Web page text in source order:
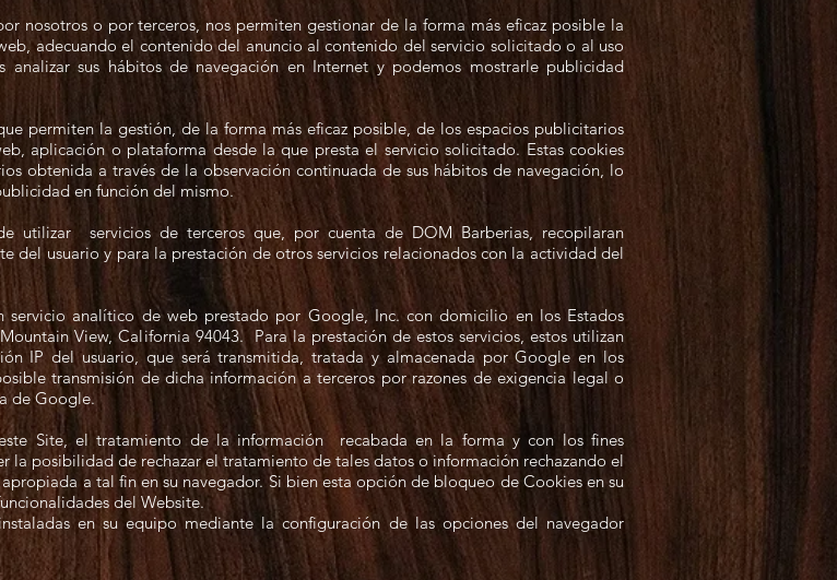
nosotros o por terceros, nos permiten gestionar de la forma más eficaz posible la
adecuando el contenido del anuncio al contenido del servicio solicitado o al uso
sus hábitos de navegación en Internet y podemos mostrarle publicidad
permiten la gestión, de la forma más eficaz posible, de los espacios publicitarios
aplicación o plataforma desde la que presta el servicio solicitado. Estas cookies
obtenida a través de la observación continuada de sus hábitos de navegación, lo
en función del mismo.
utilizar servicios de terceros que, por cuenta de DOM Barberias, recopilaran
del usuario y para la prestación de otros servicios relacionados con la actividad del
analítico de web prestado por Google, Inc. con domicilio en los Estados
View, California 94043. Para la prestación de estos servicios, estos utilizan
IP del usuario, que será transmitida, tratada y almacenada por Google en los
transmisión de dicha información a terceros por razones de exigencia legal o
de Google.
Site, el tratamiento de la información recabada en la forma y con los fines
la posibilidad de rechazar el tratamiento de tales datos o información rechazando el
a tal fin en su navegador. Si bien esta opción de bloqueo de Cookies en su
del Website.
en su equipo mediante la configuración de las opciones del navegador